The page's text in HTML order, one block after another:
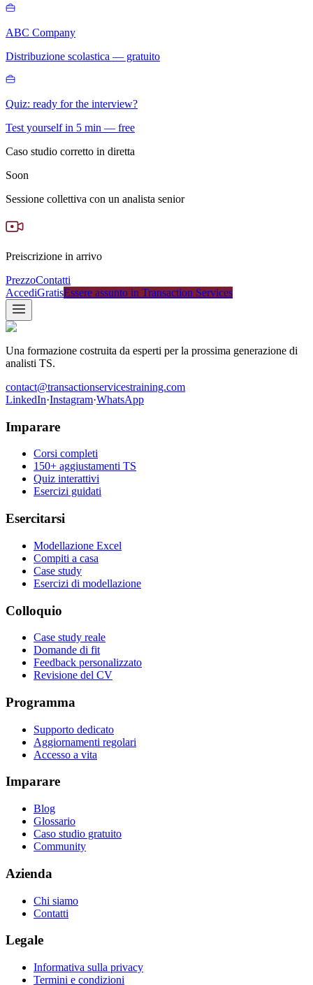
ABC Company
Distribuzione scolastica — gratuito
Quiz: ready for the interview?
Test yourself in 5 min — free
Caso studio corretto in diretta
Soon
Sessione collettiva con un analista senior
Preiscrizione in arrivo
PrezzoContatti
AccediGratisEssere assunto in Transaction Services
Una formazione costruita da esperti per la prossima generazione di
analisti TS.
contact@transactionservicestraining.com
LinkedIn·Instagram·WhatsApp
Imparare
Corsi completi
150+ aggiustamenti TS
Quiz interattivi
Esercizi guidati
Esercitarsi
Modellazione Excel
Compiti a casa
Case study
Esercizi di modellazione
Colloquio
Case study reale
Domande di fit
Feedback personalizzato
Revisione del CV
Programma
Supporto dedicato
Aggiornamenti regolari
Accesso a vita
Imparare
Blog
Glossario
Caso studio gratuito
Community
Azienda
Chi siamo
Contatti
Legale
Informativa sulla privacy
Termini e condizioni